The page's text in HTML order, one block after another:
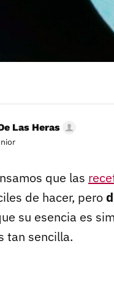
Las Heras
que las
de hacer, pero
su esencia es
tan sencilla.